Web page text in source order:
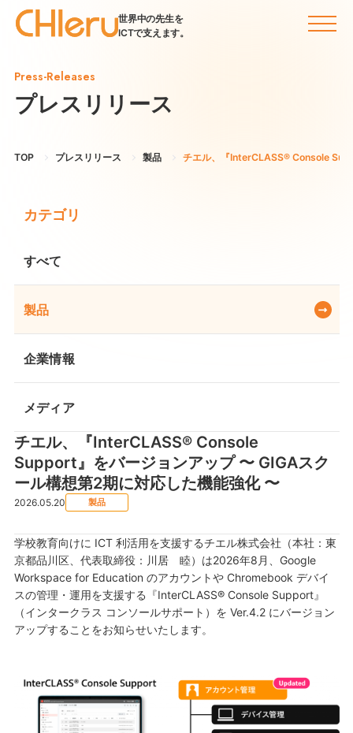
世界中の先生を
ICTで支えます。
Press-Releases
プレスリリース
TOP プレスリリース 製品 チエル、『InterCLASS® Console
カテゴリ
すべて
製品
企業情報
メディア
チエル、『InterCLASS® Console
Support』をバージョンアップ 〜 GIGAスク
ール構想第2期に対応した機能強化 〜
2026.05.20 製品
学校教育向けに ICT 利活用を支援するチエル株式会社（本社：東
京都品川区、代表取締役：川居 睦）は2026年8月、Google
Workspace for Education のアカウントや Chromebook デバイ
スの管理・運用を支援する『InterCLASS® Console Support』
（インタークラス コンソールサポート）を Ver.4.2 にバージョン
アップすることをお知らせいたします。